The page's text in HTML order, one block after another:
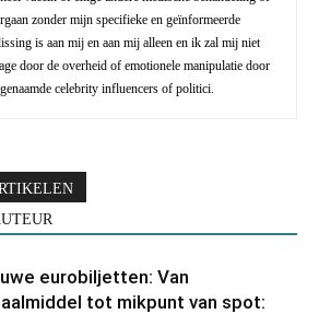
zonder mijn specifieke en geïnformeerde
is aan mij en aan mij alleen en ik zal mij niet
door de overheid of emotionele manipulatie door
celebrity influencers of politici.
eurobiljetten: Van
tot mikpunt van spot: